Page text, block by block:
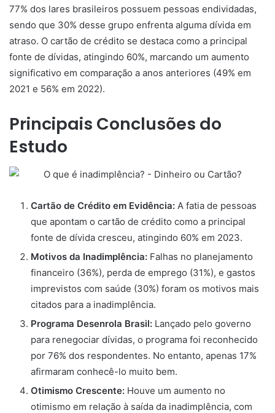
77% dos lares brasileiros possuem pessoas endividadas,
sendo que 30% desse grupo enfrenta alguma dívida em
atraso. O cartão de crédito se destaca como a principal
fonte de dívidas, atingindo 60%, marcando um aumento
significativo em comparação a anos anteriores (49% em
2021 e 56% em 2022).
Principais Conclusões do
Estudo
Cartão de Crédito em Evidência: A fatia de pessoas
que apontam o cartão de crédito como a principal
fonte de dívida cresceu, atingindo 60% em 2023.
Motivos da Inadimplência: Falhas no planejamento
financeiro (36%), perda de emprego (31%), e gastos
imprevistos com saúde (30%) foram os motivos mais
citados para a inadimplência.
Programa Desenrola Brasil: Lançado pelo governo
para renegociar dívidas, o programa foi reconhecido
por 76% dos respondentes. No entanto, apenas 17%
afirmaram conhecê-lo muito bem.
Otimismo Crescente: Houve um aumento no
otimismo em relação à saída da inadimplência, com